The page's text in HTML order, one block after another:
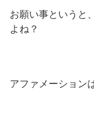
お願い事というと
よね？
アファメーション